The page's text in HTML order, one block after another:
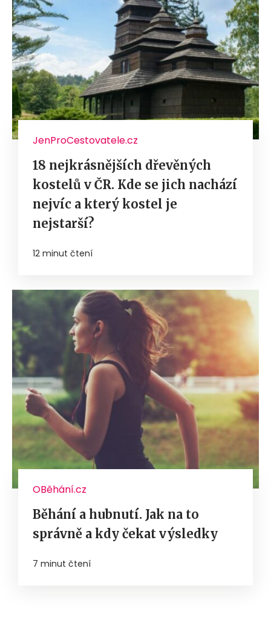
JenProCestovatele.cz
18 nejkrásnějších dřevěných
kostelů v ČR. Kde se jich nachází
nejvíc a který kostel je
nejstarší?
12 minut čtení
OBěhání.cz
Běhání a hubnutí. Jak na to
správně a kdy čekat výsledky
7 minut čtení